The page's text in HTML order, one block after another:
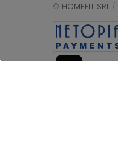
© HOMEFIT SRL /